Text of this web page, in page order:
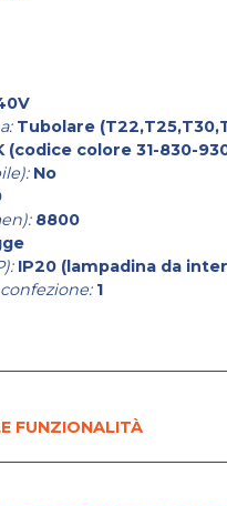
Tubolare
(codice colore 31-830-
No
8800
IP20 (lampadina da
1
FUNZIONALITÀ